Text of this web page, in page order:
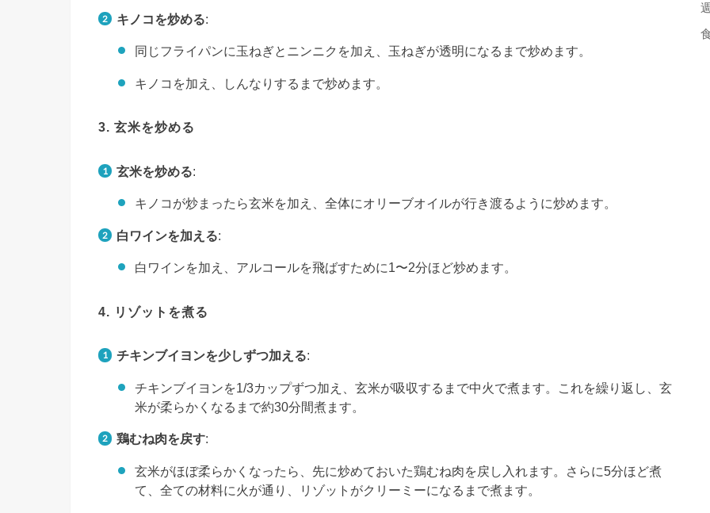
キノコを炒める:
同じフライパンに玉ねぎとニンニクを加え、玉ねぎが透明になるまで炒めます。
キノコを加え、しんなりするまで炒めます。
3. 玄米を炒める
玄米を炒める:
キノコが炒まったら玄米を加え、全体にオリーブオイルが行き渡るように炒めます。
白ワインを加える:
白ワインを加え、アルコールを飛ばすために1〜2分ほど炒めます。
4. リゾットを煮る
チキンブイヨンを少しずつ加える:
チキンブイヨンを1/3カップずつ加え、玄米が吸収するまで中火で煮ます。これを繰り返し、玄
米が柔らかくなるまで約30分間煮ます。
鶏むね肉を戻す:
玄米がほぼ柔らかくなったら、先に炒めておいた鶏むね肉を戻し入れます。さらに5分ほど煮
て、全ての材料に火が通り、リゾットがクリーミーになるまで煮ます。